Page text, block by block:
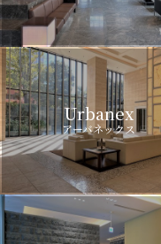
Urbanex
アーバネックス